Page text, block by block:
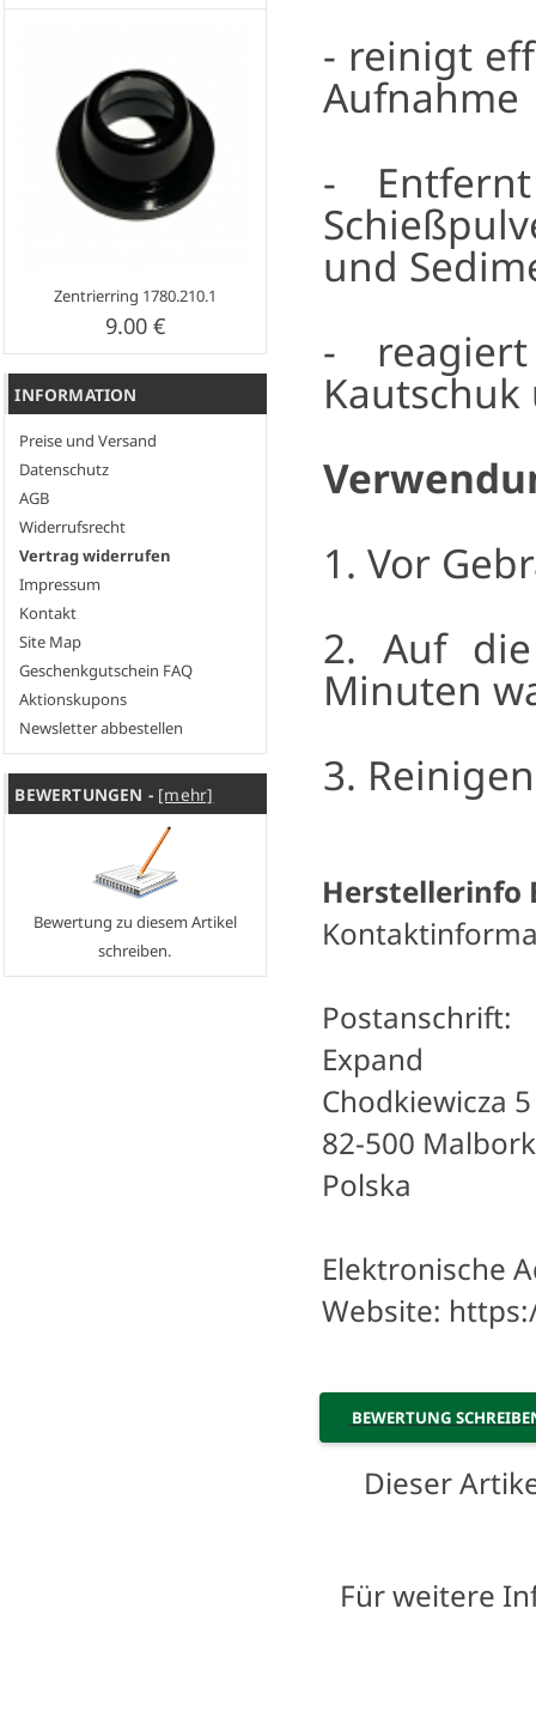
Zentrierring 1780.210.1
9.00 €
INFORMATION
Preise und Versand
Datenschutz
AGB
Widerrufsrecht
Vertrag widerrufen
Impressum
Kontakt
Site Map
Geschenkgutschein FAQ
Aktionskupons
Newsletter abbestellen
BEWERTUNGEN - [mehr]
Bewertung zu diesem Artikel
schreiben.
- reinigt
Aufnahme
-
und
-
1. Vor
2. Auf
Minuten
3.
Herstellerinfo
Postanschrift:
Expand
Chodkiewicza 5
82-500 Malbork
Polska
Elektronische
Website:
BEWERTUNG
Dieser
Für weitere